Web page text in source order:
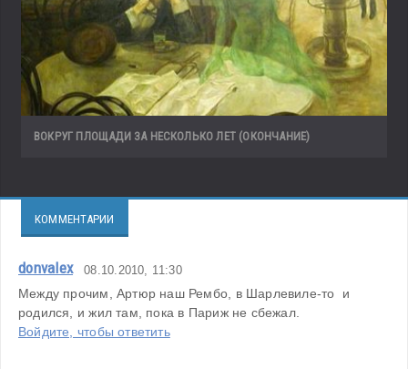
ВОКРУГ ПЛОЩАДИ ЗА НЕСКОЛЬКО ЛЕТ (ОКОНЧАНИЕ)
КОММЕНТАРИИ
donvalex 08.10.2010, 11:30
Между прочим, Артюр наш Рембо, в Шарлевиле-то  и
родился, и жил там, пока в Париж не сбежал.
Войдите, чтобы ответить